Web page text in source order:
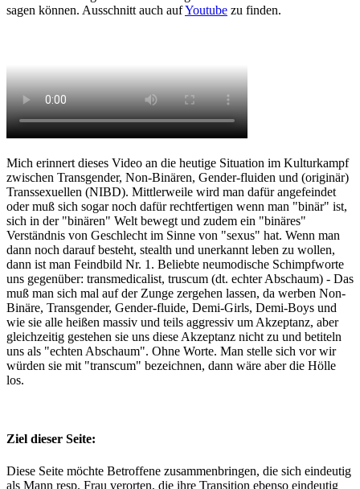
sagen können. Ausschnitt auch aufYoutube zu finden.
Mich erinnert dieses Video an die heutige Situation im Kulturkampf
zwischen Transgender, Non-Binären, Gender-fluiden und (originär)
Transsexuellen (NIBD). Mittlerweile wird man dafür angefeindet
oder muß sich sogar noch dafür rechtfertigen wenn man "binär" ist,
sich in der "binären" Welt bewegt und zudem ein "binäres"
Verständnis von Geschlecht im Sinne von "sexus" hat. Wenn man
dann noch darauf besteht, stealth und unerkannt leben zu wollen,
dann ist man Feindbild Nr. 1. Beliebte neumodische Schimpfworte
uns gegenüber: transmedicalist, truscum (dt. echter Abschaum) - Das
muß man sich mal auf der Zunge zergehen lassen, da werben Non-
Binäre, Transgender, Gender-fluide, Demi-Girls, Demi-Boys und
wie sie alle heißen massiv und teils aggressiv um Akzeptanz, aber
gleichzeitig gestehen sie uns diese Akzeptanz nicht zu und betiteln
uns als "echten Abschaum". Ohne Worte. Man stelle sich vor wir
würden sie mit "transcum" bezeichnen, dann wäre aber die Hölle
los.
Ziel dieser Seite:
Diese Seite möchte Betroffene zusammenbringen, die sich eindeutig
als Mann resp. Frau verorten, die ihre Transition ebenso eindeutig